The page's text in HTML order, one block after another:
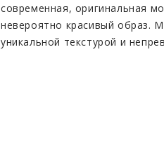
современная, оригинальная
невероятно красивый образ.
уникальной текстурой и